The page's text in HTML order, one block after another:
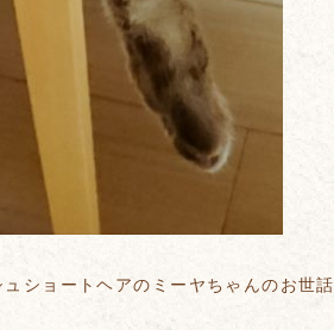
ショートヘアのミーヤちゃんのお世話